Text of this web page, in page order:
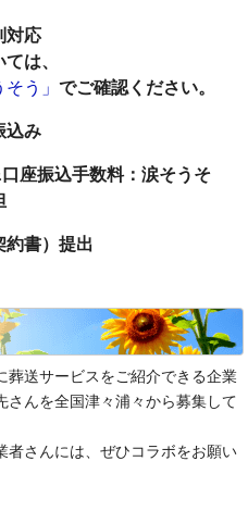
対応
は、
そう」でご確認ください。
込み
座振込手数料：涙そうそ
約書）提出
葬送サービスをご紹介できる企業
さんを全国津々浦々から募集して
者さんには、ぜひコラボをお願い